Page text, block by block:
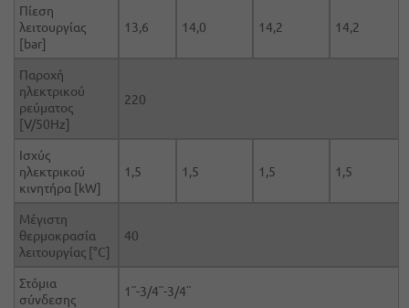
Πίεση
λειτουργίας
[bar]
13,6 14,0 14,2 14,2
Παροχή
ηλεκτρικού
ρεύματος
[V/50Hz]
220
Ισχύς
ηλεκτρικού
κινητήρα [kW]
1,5 1,5 1,5 1,5
Μέγιστη
θερμοκρασία
λειτουργίας [°C]
40
Στόμια
σύνδεσης
1¨-3/4¨-3/4¨